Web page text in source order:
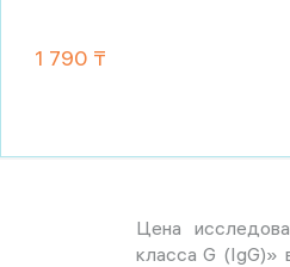
1 790 ₸
Цена
класса G